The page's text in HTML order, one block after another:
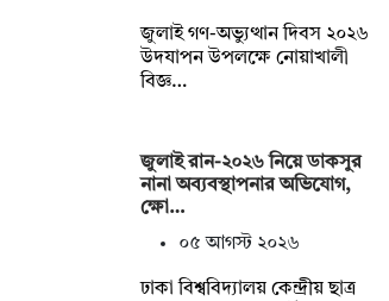
জুলাই গণ-অভ্যুত্থান দিবস ২০২৬
উদযাপন উপলক্ষে নোয়াখালী
বিজ্ঞ…
জুলাই রান-২০২৬ নিয়ে ডাকসুর
নানা অব্যবস্থাপনার অভিযোগ,
ক্ষো…
০৫ আগস্ট ২০২৬
ঢাকা বিশ্ববিদ্যালয় কেন্দ্রীয় ছাত্র